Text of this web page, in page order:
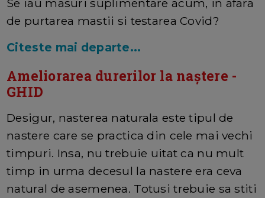
de purtarea mastii si testarea Covid?
Citeste mai departe...
Ameliorarea durerilor la naștere -
GHID
Desigur, nasterea naturala este tipul de
nastere care se practica din cele mai vechi
timpuri. Insa, nu trebuie uitat ca nu mult
timp in urma decesul la nastere era ceva
natural de asemenea. Totusi trebuie sa stiti